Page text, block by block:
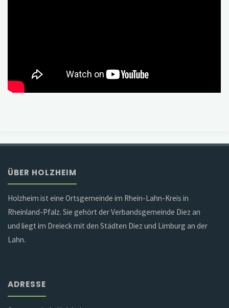
ÜBER HOLZHEIM
Holzheim ist eine Ortsgemeinde im Rhein-Lahn-Kreis in
Rheinland-Pfalz. Sie gehört der Verbandsgemeinde Diez an
und liegt im Dreieck mit den Städten Diez und Limburg an der
Lahn.
ADRESSE